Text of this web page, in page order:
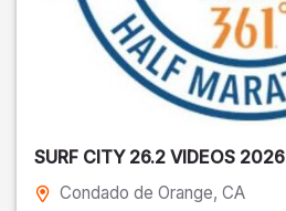
SURF CITY 26.2 VIDEOS 2026
Condado de Orange, CA